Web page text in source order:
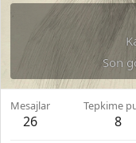
Son
Mesajlar
26
Tepkime
8